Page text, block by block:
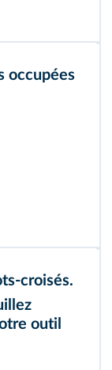
occupées
croisés.
outil